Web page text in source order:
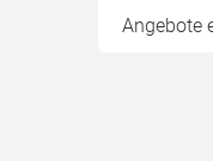
Angebote